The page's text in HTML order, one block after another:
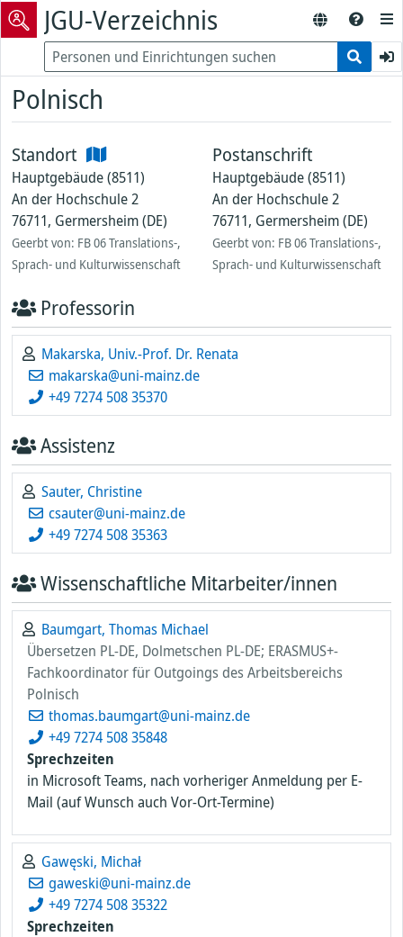
JGU-Verzeichnis
Polnisch
Standort
Hauptgebäude (8511)
An der Hochschule 2
76711, Germersheim (DE)
Geerbt von: FB 06 Translations-,
Sprach- und Kulturwissenschaft
Postanschrift
Hauptgebäude (8511)
An der Hochschule 2
76711, Germersheim (DE)
Geerbt von: FB 06 Translations-,
Sprach- und Kulturwissenschaft
Professorin
Makarska, Univ.-Prof. Dr. Renata
makarska@uni-mainz.de
+49 7274 508 35370
Assistenz
Sauter, Christine
csauter@uni-mainz.de
+49 7274 508 35363
Wissenschaftliche Mitarbeiter/innen
Baumgart, Thomas Michael
Übersetzen PL-DE, Dolmetschen PL-DE; ERASMUS+-
Fachkoordinator für Outgoings des Arbeitsbereichs
Polnisch
thomas.baumgart@uni-mainz.de
+49 7274 508 35848
Sprechzeiten
in Microsoft Teams, nach vorheriger Anmeldung per E-
Mail (auf Wunsch auch Vor-Ort-Termine)
Gawęski, Michał
gaweski@uni-mainz.de
+49 7274 508 35322
Sprechzeiten